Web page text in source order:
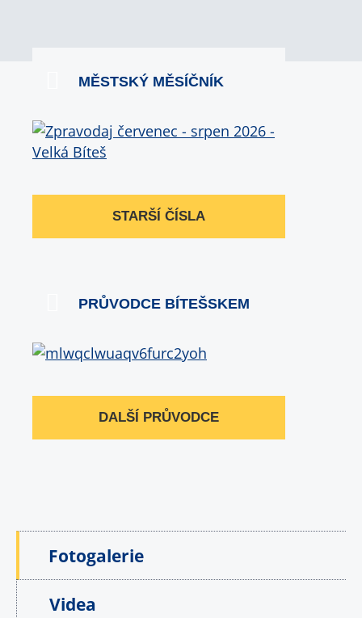
MĚSTSKÝ MĚSÍČNÍK
STARŠÍ ČÍSLA
PRŮVODCE BÍTEŠSKEM
DALŠÍ PRŮVODCE
Fotogalerie
Videa